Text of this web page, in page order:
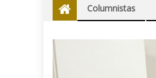
Columnistas